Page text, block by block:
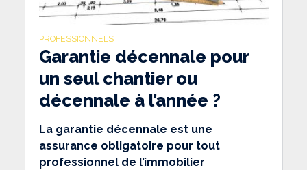
PROFESSIONNELS
Garantie décennale pour
un seul chantier ou
décennale à l’année ?
La garantie décennale est une
assurance obligatoire pour tout
professionnel de l’immobilier